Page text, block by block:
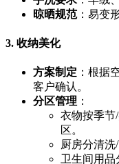
晾晒规范：易变
3. 收纳美化
方案制定 ：根据
客户确认。
分区管理 ​：
衣物按季节
区。
厨房分清洗
卫生间用品